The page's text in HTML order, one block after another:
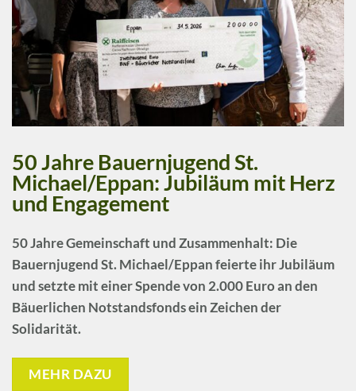
50 Jahre Bauernjugend St.
Michael/Eppan: Jubiläum mit Herz
und Engagement
50 Jahre Gemeinschaft und Zusammenhalt: Die
Bauernjugend St. Michael/Eppanfeierte ihr Jubiläum
und setzte mit einer Spende von 2.000 Euro an den
Bäuerlichen Notstandsfonds ein Zeichen der
Solidarität.
MEHR DAZU